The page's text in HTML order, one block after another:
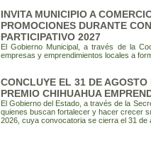
INVITA MUNICIPIO A
PROMOCIONES DURANTE
PARTICIPATIVO 2027
El Gobierno Municipal, a través de la
empresas y emprendimientos locales a
CONCLUYE EL 31 DE
PREMIO CHIHUAHUA
El Gobierno del Estado, a través de la
quienes buscan fortalecer y hacer crecer
2026, cuya convocatoria se cierra el 31 de